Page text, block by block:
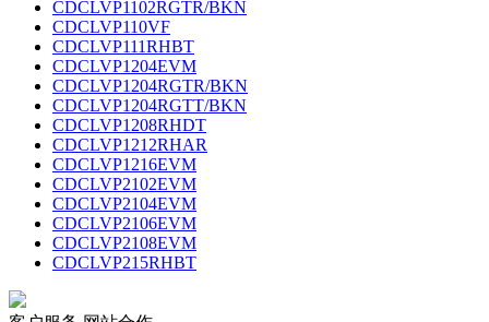
CDCLVP1102RGTR/BKN
CDCLVP110VF
CDCLVP111RHBT
CDCLVP1204EVM
CDCLVP1204RGTR/BKN
CDCLVP1204RGTT/BKN
CDCLVP1208RHDT
CDCLVP1212RHAR
CDCLVP1216EVM
CDCLVP2102EVM
CDCLVP2104EVM
CDCLVP2106EVM
CDCLVP2108EVM
CDCLVP215RHBT